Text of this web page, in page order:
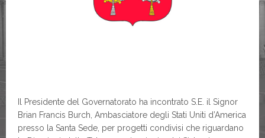
Il Presidente del Governatorato ha incontrato S.E. il Signor
Brian Francis Burch, Ambasciatore degli Stati Uniti d’America
presso la Santa Sede, per progetti condivisi che riguardano